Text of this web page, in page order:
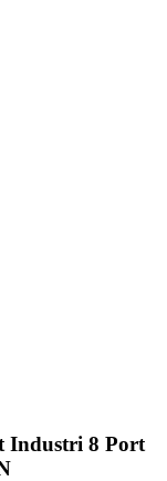
Industri 8 Port